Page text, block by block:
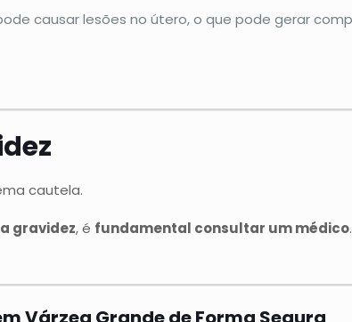
causar lesões no útero, o que pode gerar
cautela.
gravidez, é fundamental consultar um médico